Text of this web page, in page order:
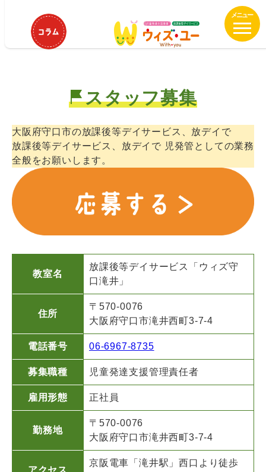
へ
移
動
ウィズ守口滝井 児童発達支援管理
責任者正社員募集中
スタッフ募集
大阪府守口市の放課後等デイサービス、放デイで
放課後等デイサービス、放デイで 児発管としての業務
全般をお願いします。
教室名
放課後等デイサービス「ウィズ守
口滝井」
住所
〒570-0076
大阪府守口市滝井西町3-7-4
電話番号 06-6967-8735
募集職種 児童発達支援管理責任者
雇用形態 正社員
勤務地
〒570-0076
大阪府守口市滝井西町3-7-4
京阪電車「滝井駅」西口より徒歩